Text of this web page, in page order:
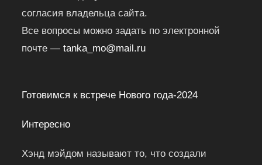
согласия владельца сайта.
Все вопросы можно задать по электронной
почте —tanka_mo@mail.ru
Готовимся к встрече Нового года-2024
Интересно
Хэнд мэйдом называют то, что создали